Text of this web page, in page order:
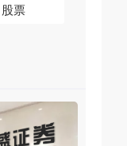
股票